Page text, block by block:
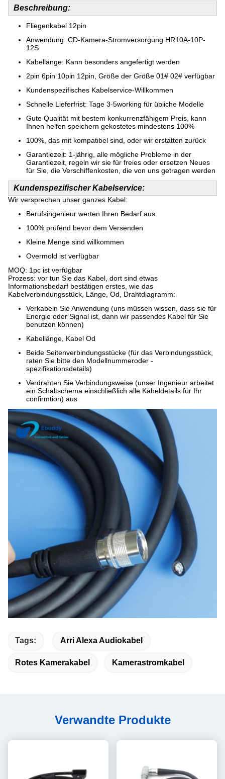
Beschreibung:
Fliegenkabel 12pin
Anwendung: CD-Kamera-Stromversorgung HR10A-10P-
12S
Kabellänge: Kann besonders angefertigt werden
2pin 6pin 10pin 12pin, Größe der Größe 01# 02# verfügbar
Kundenspezifisches Kabelservice-Willkommen
Schnelle Lieferfrist: Tage 3-5working für übliche Modelle
Gute Qualität mit bestem konkurrenzfähigem Preis, kann
Ihnen helfen speichern gekostetes mindestens 100%
100%, das mit kompatibel sind, oder wir erstatten zurück
Garantiezeit: 1-jährig, alle mögliche Probleme in der
Garantiezeit, regeln wir sie für freies oder ersetzen Neues
für Sie, die Verschiffenkosten, die von uns getragen werden
Kundenspezifischer Kabelservice:
Wir versprechen unser ganzes Kabel:
Berufsingenieur werten Ihren Bedarf aus
100% prüfend bevor dem Versenden
Kleine Menge sind willkommen
Overmold ist verfügbar
MOQ: 1pc ist verfügbar
Prozess: vor tun Sie das Kabel, dort sind etwas
Informationsbedarf bestätigen erstes, wie das
Kabelverbindungsstück, Länge, Od, Drahtdiagramm:
Verkabeln Sie Anwendung (uns müssen wissen, dass sie für
Energie oder Signal ist, dann wir passendes Kabel für Sie
benutzen können)
Kabellänge, Kabel Od
Beide Seitenverbindungsstücke (für das Verbindungsstück,
raten Sie bitte den Modellnummeroder -
spezifikationsdetails)
Verdrahten Sie Verbindungsweise (unser Ingenieur arbeitet
ein Schaltschema einschließlich alle Kabeldetails für Ihr
confirmtion) aus
Tags: Arri Alexa Audiokabel
Rotes Kamerakabel Kamerastromkabel
Verwandte Produkte